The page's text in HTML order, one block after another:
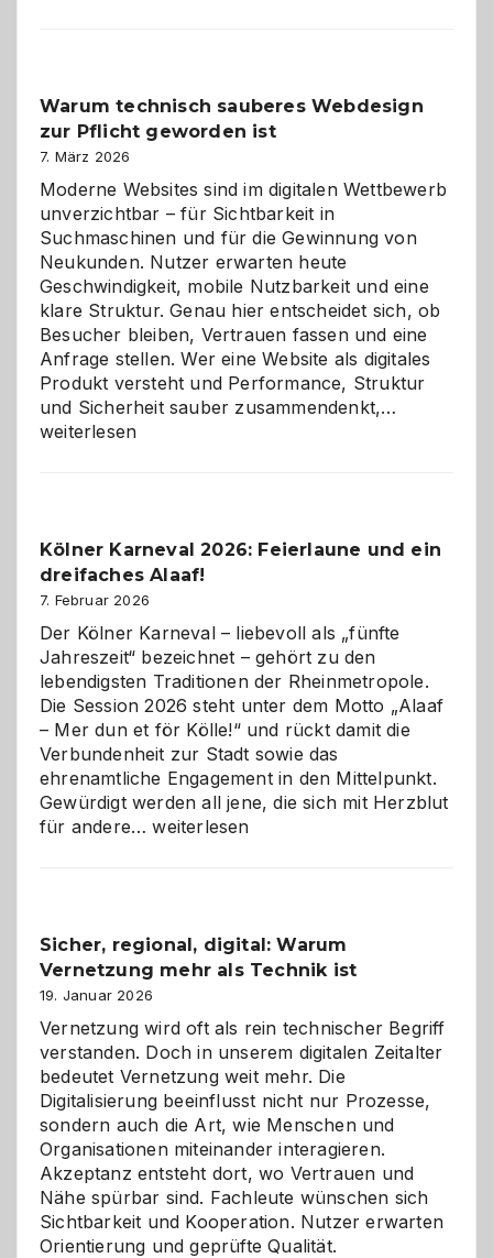
den
Logikrätseln
Warum technisch sauberes Webdesign
zur Pflicht geworden ist
7. März 2026
Moderne Websites sind im digitalen Wettbewerb
unverzichtbar – für Sichtbarkeit in
Suchmaschinen und für die Gewinnung von
Neukunden. Nutzer erwarten heute
Geschwindigkeit, mobile Nutzbarkeit und eine
klare Struktur. Genau hier entscheidet sich, ob
Besucher bleiben, Vertrauen fassen und eine
Anfrage stellen. Wer eine Website als digitales
Produkt versteht und Performance, Struktur
und Sicherheit sauber zusammendenkt,…
geworden
weiterlesen
Kölner Karneval 2026: Feierlaune und ein
dreifaches Alaaf!
7. Februar 2026
Der Kölner Karneval – liebevoll als „fünfte
Jahreszeit“ bezeichnet – gehört zu den
lebendigsten Traditionen der Rheinmetropole.
Die Session 2026 steht unter dem Motto „Alaaf
– Mer dun et för Kölle!“ und rückt damit die
Verbundenheit zur Stadt sowie das
ehrenamtliche Engagement in den Mittelpunkt.
Gewürdigt werden all jene, die sich mit Herzblut
für andere…Kölner
ein
dreifaches
Alaaf!
weiterlesen
Sicher, regional, digital: Warum
Vernetzung mehr als Technik ist
19. Januar 2026
Vernetzung wird oft als rein technischer Begriff
verstanden. Doch in unserem digitalen Zeitalter
bedeutet Vernetzung weit mehr. Die
Digitalisierung beeinflusst nicht nur Prozesse,
sondern auch die Art, wie Menschen und
Organisationen miteinander interagieren.
Akzeptanz entsteht dort, wo Vertrauen und
Nähe spürbar sind. Fachleute wünschen sich
Sichtbarkeit und Kooperation. Nutzer erwarten
Orientierung und geprüfte Qualität.